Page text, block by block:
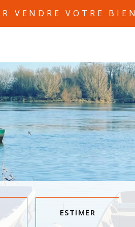
VENDRE VOTRE BIEN
ESTIMER